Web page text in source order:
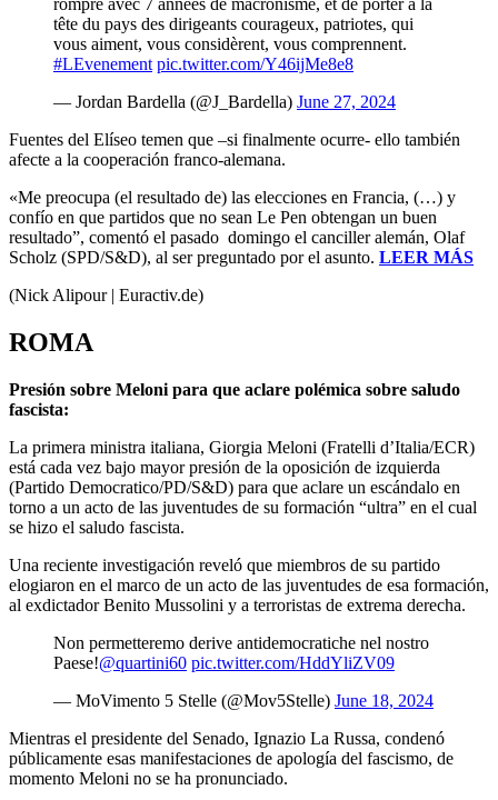
tête du pays des dirigeants courageux, patriotes, qui
vous aiment, vous considèrent, vous comprennent.
#LEvenement pic.twitter.com/Y46ijMe8e8
— Jordan Bardella (@J_Bardella) June 27, 2024
Fuentes del Elíseo temen que –si finalmente ocurre- ello también
afecte a la cooperación franco-alemana.
«Me preocupa (el resultado de) las elecciones en Francia, (…) y
confío en que partidos que no sean Le Pen obtengan un buen
resultado”, comentó el pasado domingo el canciller alemán, Olaf
Scholz (SPD/S&D), al ser preguntado por el asunto. LEER MÁS
(Nick Alipour | Euractiv.de)
ROMA
Presión sobre Meloni para que aclare polémica sobre saludo
fascista:
La primera ministra italiana, Giorgia Meloni (Fratelli d’Italia/ECR)
está cada vez bajo mayor presión de la oposición de izquierda
(Partido Democratico/PD/S&D) para que aclare un escándalo en
torno a un acto de las juventudes de su formación “ultra” en el cual
se hizo el saludo fascista.
Una reciente investigación reveló que miembros de su partido
elogiaron en el marco de un acto de las juventudes de esa formación,
al exdictador Benito Mussolini y a terroristas de extrema derecha.
Non permetteremo derive antidemocratiche nel nostro
Paese!@quartini60 pic.twitter.com/HddYliZV09
— MoVimento 5 Stelle (@Mov5Stelle) June 18, 2024
Mientras el presidente del Senado, Ignazio La Russa, condenó
públicamente esas manifestaciones de apología del fascismo, de
momento Meloni no se ha pronunciado.